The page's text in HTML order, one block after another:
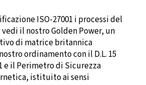
ISO-27001 i processi del
vedi il nostro Golden Power, un
di matrice britannica
ordinamento con il D.L. 15
e il Perimetro di Sicurezza
istituito ai sensi